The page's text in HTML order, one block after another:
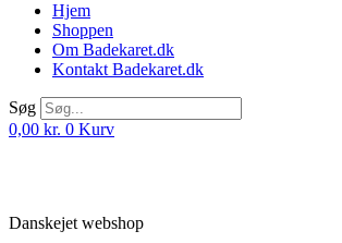
Hjem
Shoppen
Om Badekaret.dk
Kontakt Badekaret.dk
Søg
0,00 kr. 0 Kurv
Danskejet webshop